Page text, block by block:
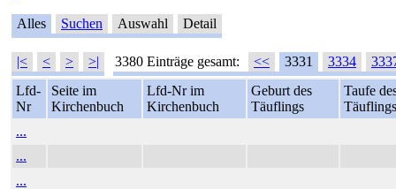
Alles Suchen Auswahl Detail
|< < > >| 3380 Einträge gesamt: << 3331 3334
Lfd-
Nr
Seite im
Kirchenbuch
Lfd-Nr im
Kirchenbuch
Geburt des
Täuflings
Taufe
Täuflings
...
...
...